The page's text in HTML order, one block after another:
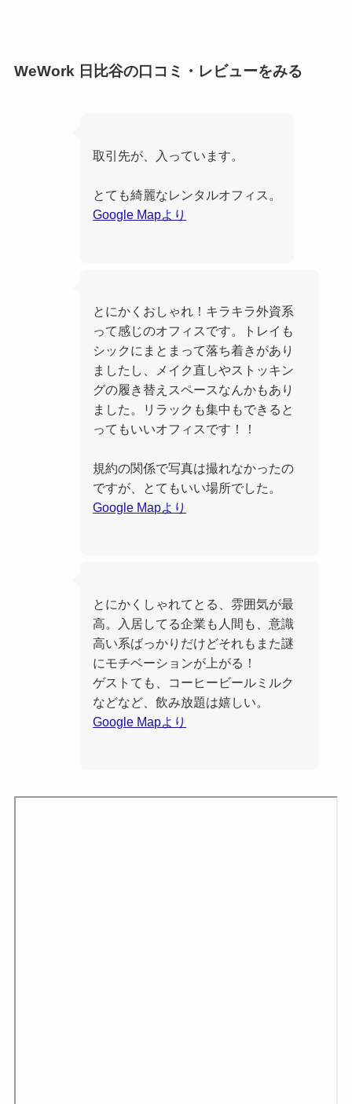
WeWork 日比谷の口コミ・レビューをみる
取引先が、入っています。
とても綺麗なレンタルオフィス。
Google Mapより
とにかくおしゃれ！キラキラ外資系
って感じのオフィスです。トレイも
シックにまとまって落ち着きがあり
ましたし、メイク直しやストッキン
グの履き替えスペースなんかもあり
ました。リラックも集中もできると
ってもいいオフィスです！！
規約の関係で写真は撮れなかったの
ですが、とてもいい場所でした。
Google Mapより
とにかくしゃれてとる、雰囲気が最
高。入居してる企業も人間も、意識
高い系ばっかりだけどそれもまた謎
にモチベーションが上がる！
ゲストても、コーヒービールミルク
などなど、飲み放題は嬉しい。
Google Mapより